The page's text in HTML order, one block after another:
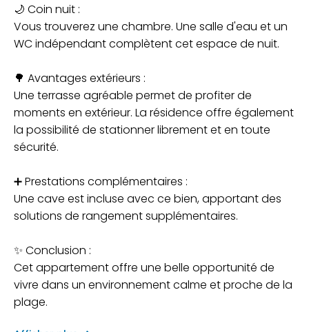
🌙 Coin nuit :
Vous trouverez une chambre. Une salle d'eau et un
WC indépendant complètent cet espace de nuit.
🌳 Avantages extérieurs :
Une terrasse agréable permet de profiter de
moments en extérieur. La résidence offre également
la possibilité de stationner librement et en toute
sécurité.
➕ Prestations complémentaires :
Une cave est incluse avec ce bien, apportant des
solutions de rangement supplémentaires.
✨ Conclusion :
Cet appartement offre une belle opportunité de
vivre dans un environnement calme et proche de la
plage.